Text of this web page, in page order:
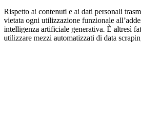
Rispetto ai contenuti e ai dati personali
vietata ogni utilizzazione funzionale
intelligenza artificiale generativa. È altresì
utilizzare mezzi automatizzati di data